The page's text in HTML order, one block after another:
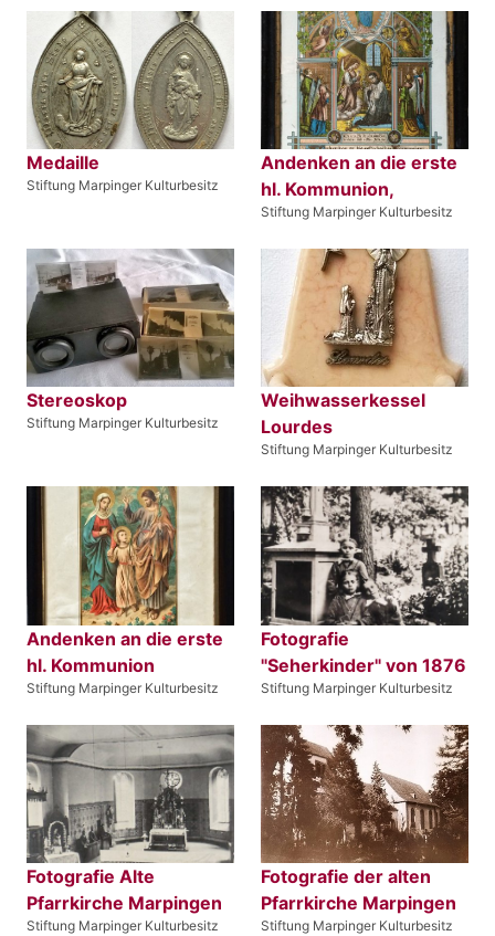
Medaille
Stiftung Marpinger Kulturbesitz
Andenken an die erste
hl. Kommunion,
Stiftung Marpinger Kulturbesitz
Stereoskop
Stiftung Marpinger Kulturbesitz
Weihwasserkessel
Lourdes
Stiftung Marpinger Kulturbesitz
Andenken an die erste
hl. Kommunion
Stiftung Marpinger Kulturbesitz
Fotografie
"Seherkinder" von 1876
Stiftung Marpinger Kulturbesitz
Fotografie Alte
Pfarrkirche Marpingen
Stiftung Marpinger Kulturbesitz
Fotografie der alten
Pfarrkirche Marpingen
Stiftung Marpinger Kulturbesitz